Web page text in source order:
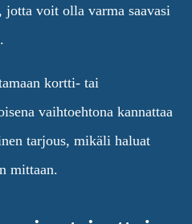
jotta voit olla varma saavasi
kortti- tai
vaihtoehtona kannattaa
tarjous, mikäli haluat
mittaan.